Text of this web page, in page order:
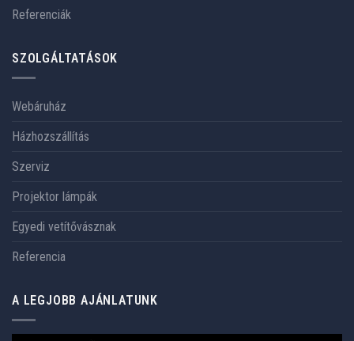
Referenciák
SZOLGÁLTATÁSOK
Webáruház
Házhozszállítás
Szerviz
Projektor lámpák
Egyedi vetítővásznak
Referencia
A LEGJOBB AJÁNLATUNK